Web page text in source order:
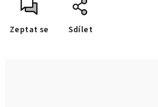
Zeptat se Sdílet